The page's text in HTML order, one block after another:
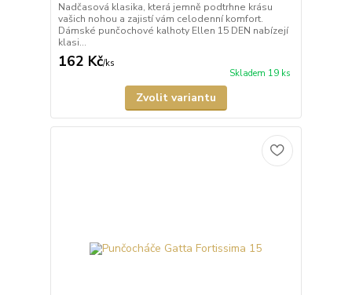
Nadčasová klasika, která jemně podtrhne krásu
vašich nohou a zajistí vám celodenní komfort.
Dámské punčochové kalhoty Ellen 15 DEN nabízejí
klasi...
162 Kč/ks
Skladem 19 ks
Zvolit variantu